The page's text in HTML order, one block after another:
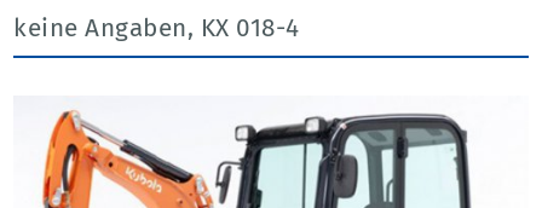
keine Angaben, KX 018-4